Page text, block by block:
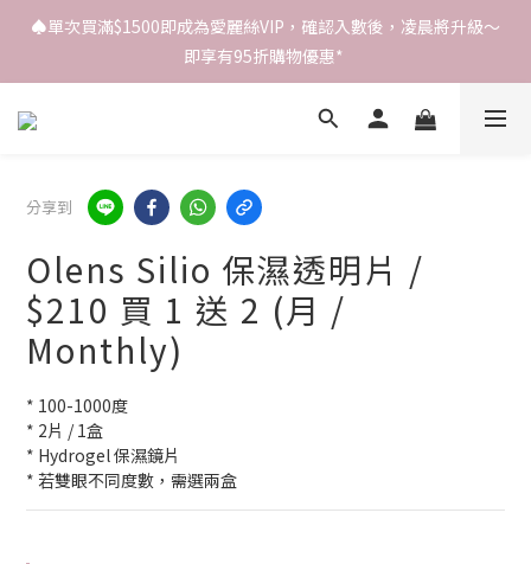
♠️單次買滿$1500即成為愛麗絲VIP，確認入數後，凌晨將升級～
即享有95折購物優惠*
分享到
Olens Silio 保濕透明片 /
$210 買 1 送 2 (月 /
Monthly)
* 100-1000度
* 2片 / 1盒
* Hydrogel 保濕鏡片
* 若雙眼不同度數，需選兩盒